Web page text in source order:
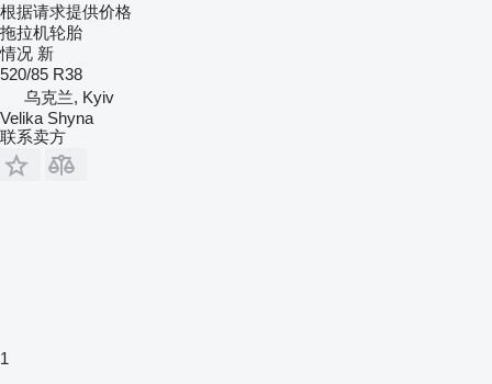
根据请求提供价格
拖拉机轮胎
情况 新
520/85 R38
乌克兰, Kyiv
Velika Shyna
联系卖方
1